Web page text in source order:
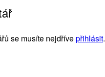
se musíte nejdřívepřihlásit.